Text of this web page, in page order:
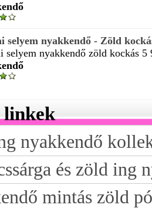
selyem nyakkendő - Zöld
selyem nyakkendő zöld kockás 5
linkek
nyakkendő
és zöld ing
mintás zöld